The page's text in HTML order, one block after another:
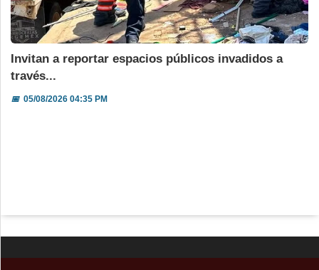
Invitan a reportar espacios públicos invadidos a
través...
📅05/08/2026 04:35 PM